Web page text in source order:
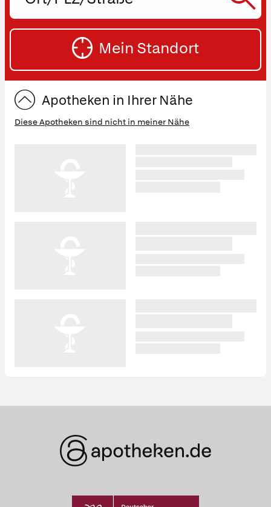
oder
Straße
Mein Standort
Apotheken in Ihrer Nähe
Diese Apotheken sind nicht in meiner Nähe